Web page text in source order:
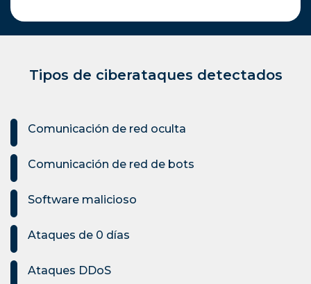
Tipos de ciberataques detectados
Comunicación de red oculta
Comunicación de red de bots
Software malicioso
Ataques de 0 días
Ataques DDoS